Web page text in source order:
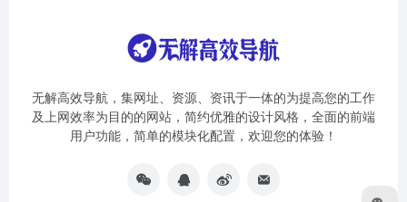
无解高效导航，集网址、资源、资讯于一体的为提高您的工作
及上网效率为目的的网站，简约优雅的设计风格，全面的前端
用户功能，简单的模块化配置，欢迎您的体验！